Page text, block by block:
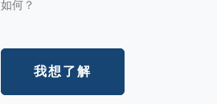
如何？
我想了解